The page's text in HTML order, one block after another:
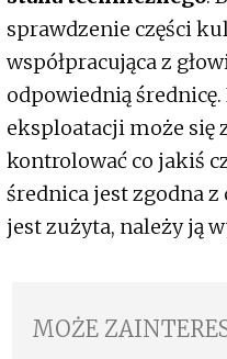
sprawdzenie części
współpracująca z
odpowiednią
eksploatacji może się
kontrolować co jakiś
średnica jest zgodna z
jest zużyta, należy ją
MOŻE